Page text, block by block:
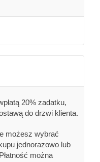
20% zadatku,
do drzwi klienta.
możesz wybrać
jednorazowo lub
można